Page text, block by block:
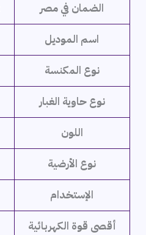
الضمان في مصر
اسم الموديل
نوع المكنسة
نوع حاوية الغبار
اللون
نوع الأرضية
الإستخدام
أقصى قوة الكهربائية